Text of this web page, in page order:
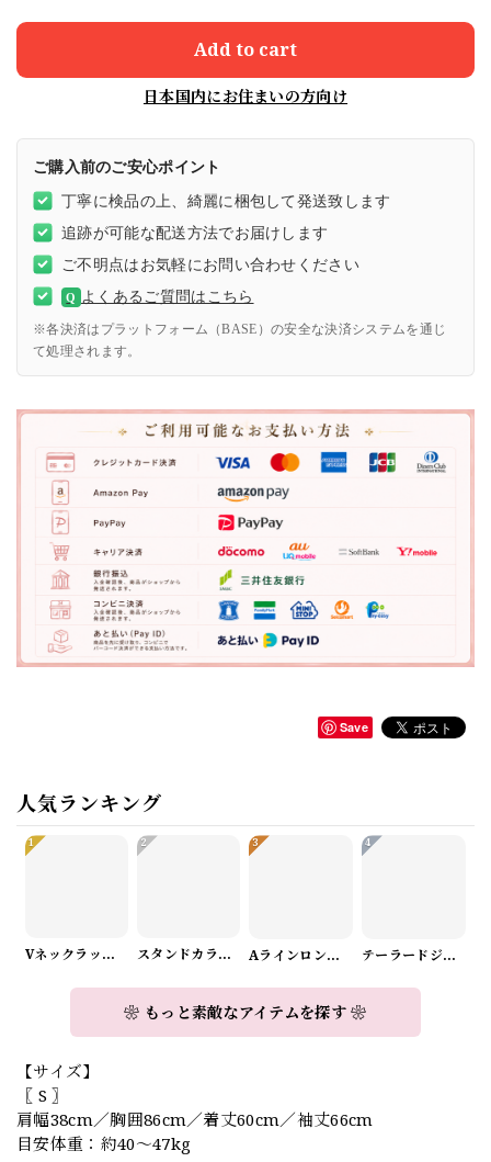
Add to cart
日本国内にお住まいの方向け
ご購入前のご安心ポイント
丁寧に検品の上、綺麗に梱包して発送致します
追跡が可能な配送方法でお届けします
ご不明点はお気軽にお問い合わせください
Q よくあるご質問はこちら
※各決済はプラットフォーム（BASE）の安全な決済システムを通じ
て処理されます。
Save
人気ランキング
1
Vネックラップデザインニット（3color） A1008
2
スタンドカラーロングスリーブリボンブラウス（3color） A1126
3
Aラインロングワンピース（2color） A0908
4
テーラードジャケット＆ワイドパンツスーツwithスカーフ A0987
❀ もっと素敵なアイテムを探す ❀
【サイズ】
〖 S 〗
肩幅38cm／胸囲86cm／着丈60cm／袖丈66cm
目安体重：約40〜47kg